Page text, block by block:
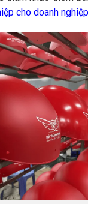
cho doanh